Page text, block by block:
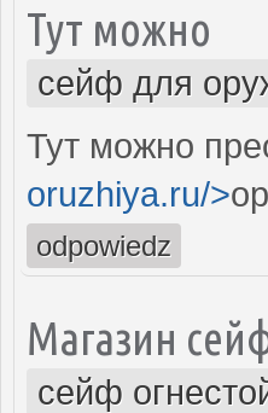
Тут можно
сейф для
Тут можно
oruzhiya.ru/>
odpowiedz
Магазин
сейф